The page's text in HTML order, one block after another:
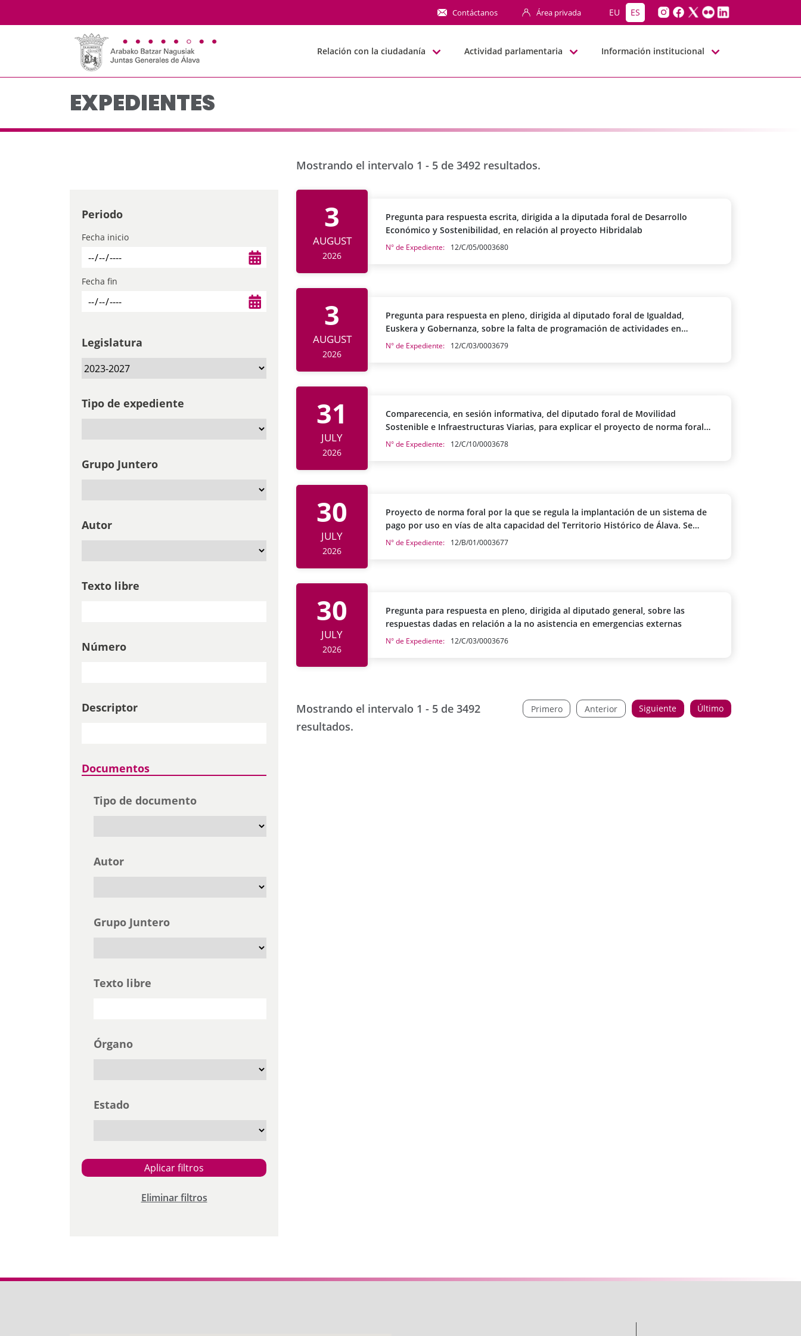
Contáctanos Área privada EU ES
Relación con la ciudadanía Actividad parlamentaria Información institucional
EXPEDIENTES
Mostrando el intervalo 1 - 5 de 3492 resultados.
Periodo
Fecha inicio
Fecha fin
Legislatura
Tipo de expediente
Grupo Juntero
Autor
Texto libre
Número
Descriptor
Documentos
Tipo de documento
Autor
Grupo Juntero
Texto libre
Órgano
Estado
Aplicar filtros
Eliminar filtros
3
AUGUST
2026
Pregunta para respuesta escrita, dirigida a la diputada foral de Desarrollo
Económico y Sostenibilidad, en relación al proyecto Hibridalab
N° de Expediente: 12/C/05/0003680
3
AUGUST
2026
Pregunta para respuesta en pleno, dirigida al diputado foral de Igualdad,
Euskera y Gobernanza, sobre la falta de programación de actividades en
euskera del Teatro Itinerante del Humor de Araia
N° de Expediente: 12/C/03/0003679
31
JULY
2026
Comparecencia, en sesión informativa, del diputado foral de Movilidad
Sostenible e Infraestructuras Viarias, para explicar el proyecto de norma foral
por la que se regula la implantación de un sistema de pago por uso en vías de
N° de Expediente: 12/C/10/0003678
30
JULY
2026
Proyecto de norma foral por la que se regula la implantación de un sistema de
pago por uso en vías de alta capacidad del Territorio Histórico de Álava. Se
solicita la tramitación por el procedimiento de urgencia
N° de Expediente: 12/B/01/0003677
30
JULY
2026
Pregunta para respuesta en pleno, dirigida al diputado general, sobre las
respuestas dadas en relación a la no asistencia en emergencias externas
N° de Expediente: 12/C/03/0003676
Mostrando el intervalo 1 - 5 de 3492
resultados.
Primero Anterior Siguiente Último